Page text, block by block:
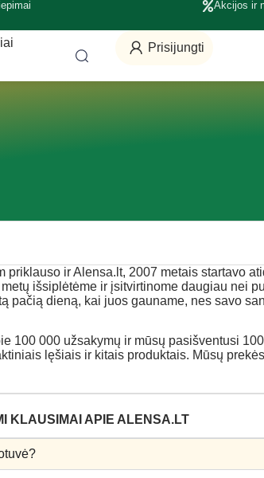
Akcijos ir
Prisijungti
priklauso ir Alensa.lt, 2007 metais startavo
išsiplėtėme ir įsitvirtinome daugiau nei
pačią dieną, kai juos gauname, nes savo
100 000 užsakymų ir mūsų pasišventusi
lęšiais ir kitais produktais. Mūsų
KLAUSIMAI APIE ALENSA.LT